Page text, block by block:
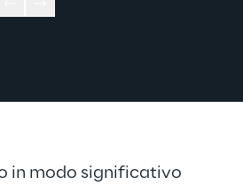
in modo significativo